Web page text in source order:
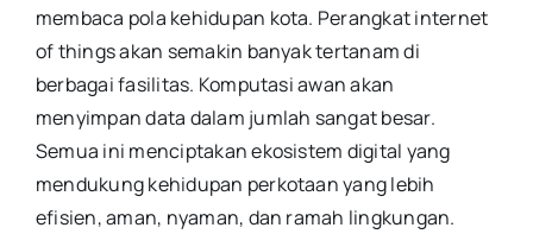
membaca pola kehidupan kota. Perangkat internet
of things akan semakin banyak tertanam di
berbagai fasilitas. Komputasi awan akan
menyimpan data dalam jumlah sangat besar.
Semua ini menciptakan ekosistem digital yang
mendukung kehidupan perkotaan yang lebih
efisien, aman, nyaman, dan ramah lingkungan.